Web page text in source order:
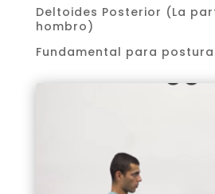
Deltoides Posterior (La
hombro)
Fundamental para postura